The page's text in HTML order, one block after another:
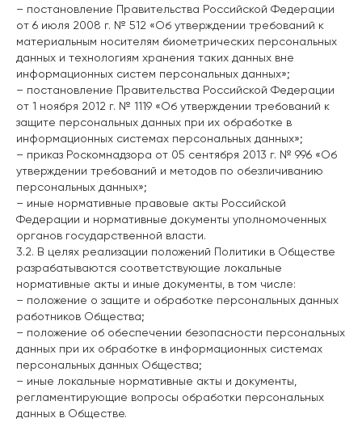
– постановление Правительства Российской Федерации
от 6 июля 2008 г. № 512 «Об утверждении требований к
материальным носителям биометрических персональных
данных и технологиям хранения таких данных вне
информационных систем персональных данных»;
– постановление Правительства Российской Федерации
от 1 ноября 2012 г. № 1119 «Об утверждении требований к
защите персональных данных при их обработке в
информационных системах персональных данных»;
– приказ Роскомнадзора от 05 сентября 2013 г. № 996 «Об
утверждении требований и методов по обезличиванию
персональных данных»;
– иные нормативные правовые акты Российской
Федерации и нормативные документы уполномоченных
органов государственной власти.
3.2. В целях реализации положений Политики в Обществе
разрабатываются соответствующие локальные
нормативные акты и иные документы, в том числе:
– положение о защите и обработке персональных данных
работников Общества;
– положение об обеспечении безопасности персональных
данных при их обработке в информационных системах
персональных данных Общества;
– иные локальные нормативные акты и документы,
регламентирующие вопросы обработки персональных
данных в Обществе.